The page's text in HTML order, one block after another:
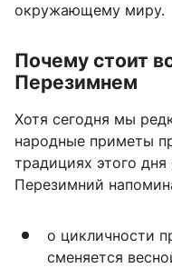
окружающему миру.
Почему стоит
Перезимнем
Хотя сегодня мы
народные приметы
традициях этого
Перезимний
о цикличности
сменяется